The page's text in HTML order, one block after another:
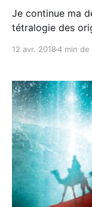
Je continue ma
tétralogie des
ce second tome.
12 avr. 20184 min de